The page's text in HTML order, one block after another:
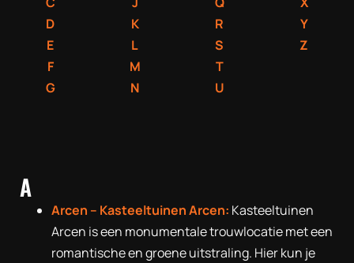
D
E
F
G
K
L
M
N
R
S
T
U
Y
Z
A
Arcen – Kasteeltuinen Arcen: Kasteeltuinen
Arcen is een monumentale trouwlocatie met een
romantische en groene uitstraling. Hier kun je